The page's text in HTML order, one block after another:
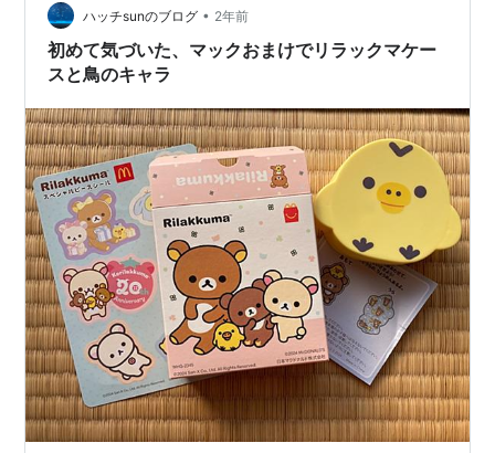
あったので、それについて書こうと思う。 ①リラックマ
ずっといっしょセット リラックマ…
ハッチsunのブログ • 2年前
初めて気づいた、マックおまけでリラックマケー
スと鳥のキャラ